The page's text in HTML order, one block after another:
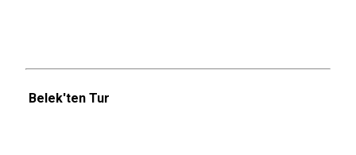
Belek'ten Tur